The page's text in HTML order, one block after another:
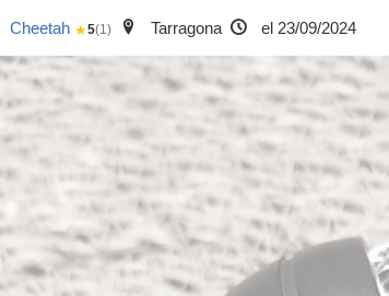
Cheetah ★5(1) Tarragona el 23/09/2024